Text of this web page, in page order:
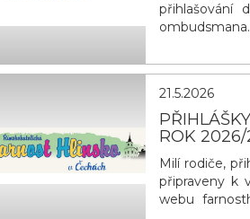
přihlašování
týmem).
21.5.2026
ROK
Milí rodiče,
připraveny k
webu